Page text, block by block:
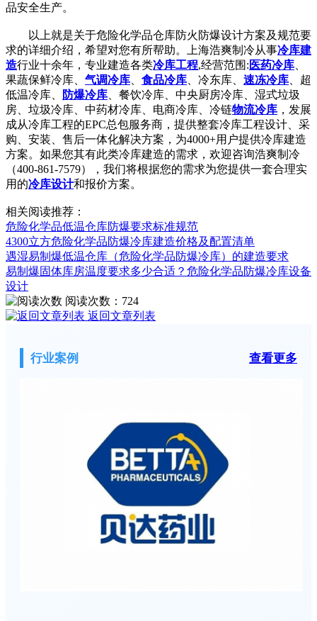
品安全生产。
以上就是关于危险化学品仓库防火防爆设计方案及规范要
求的详细介绍，希望对您有所帮助。上海浩爽制冷从事冷库建
造行业十余年，专业建造各类冷库工程,经营范围: 医药冷库
果蔬保鲜冷库、 气调冷库 食品冷库 、冷东库、 速冻冷库 、超
低温冷库、
防爆冷库 、餐饮冷库、中央厨房冷库、湿式垃圾
房、垃圾冷库、中药材冷库、电商冷库、冷链物流冷库 ，发展
成从冷库工程的EPC总包服务商，提供整套冷库工程设计、采
购、安装、售后一体化解决方案，为4000+用户提供冷库建造
方案。如果您其有此类冷库建造的需求，欢迎咨询浩爽制冷
（400-861-7579），我们将根据您的需求为您提供一套合理实
用的冷库设计和报价方案。
相关阅读推荐：
危险化学品低温仓库防爆要求标准规范
4300立方危险化学品防爆冷库建造价格及配置清单
遇湿易制爆低温仓库（危险化学品防爆冷库）的建造要求
易制爆固体库房温度要求多少合适？危险化学品防爆冷库设备
设计
阅读次数： 724
返回文章列表
行业案例 查看更多